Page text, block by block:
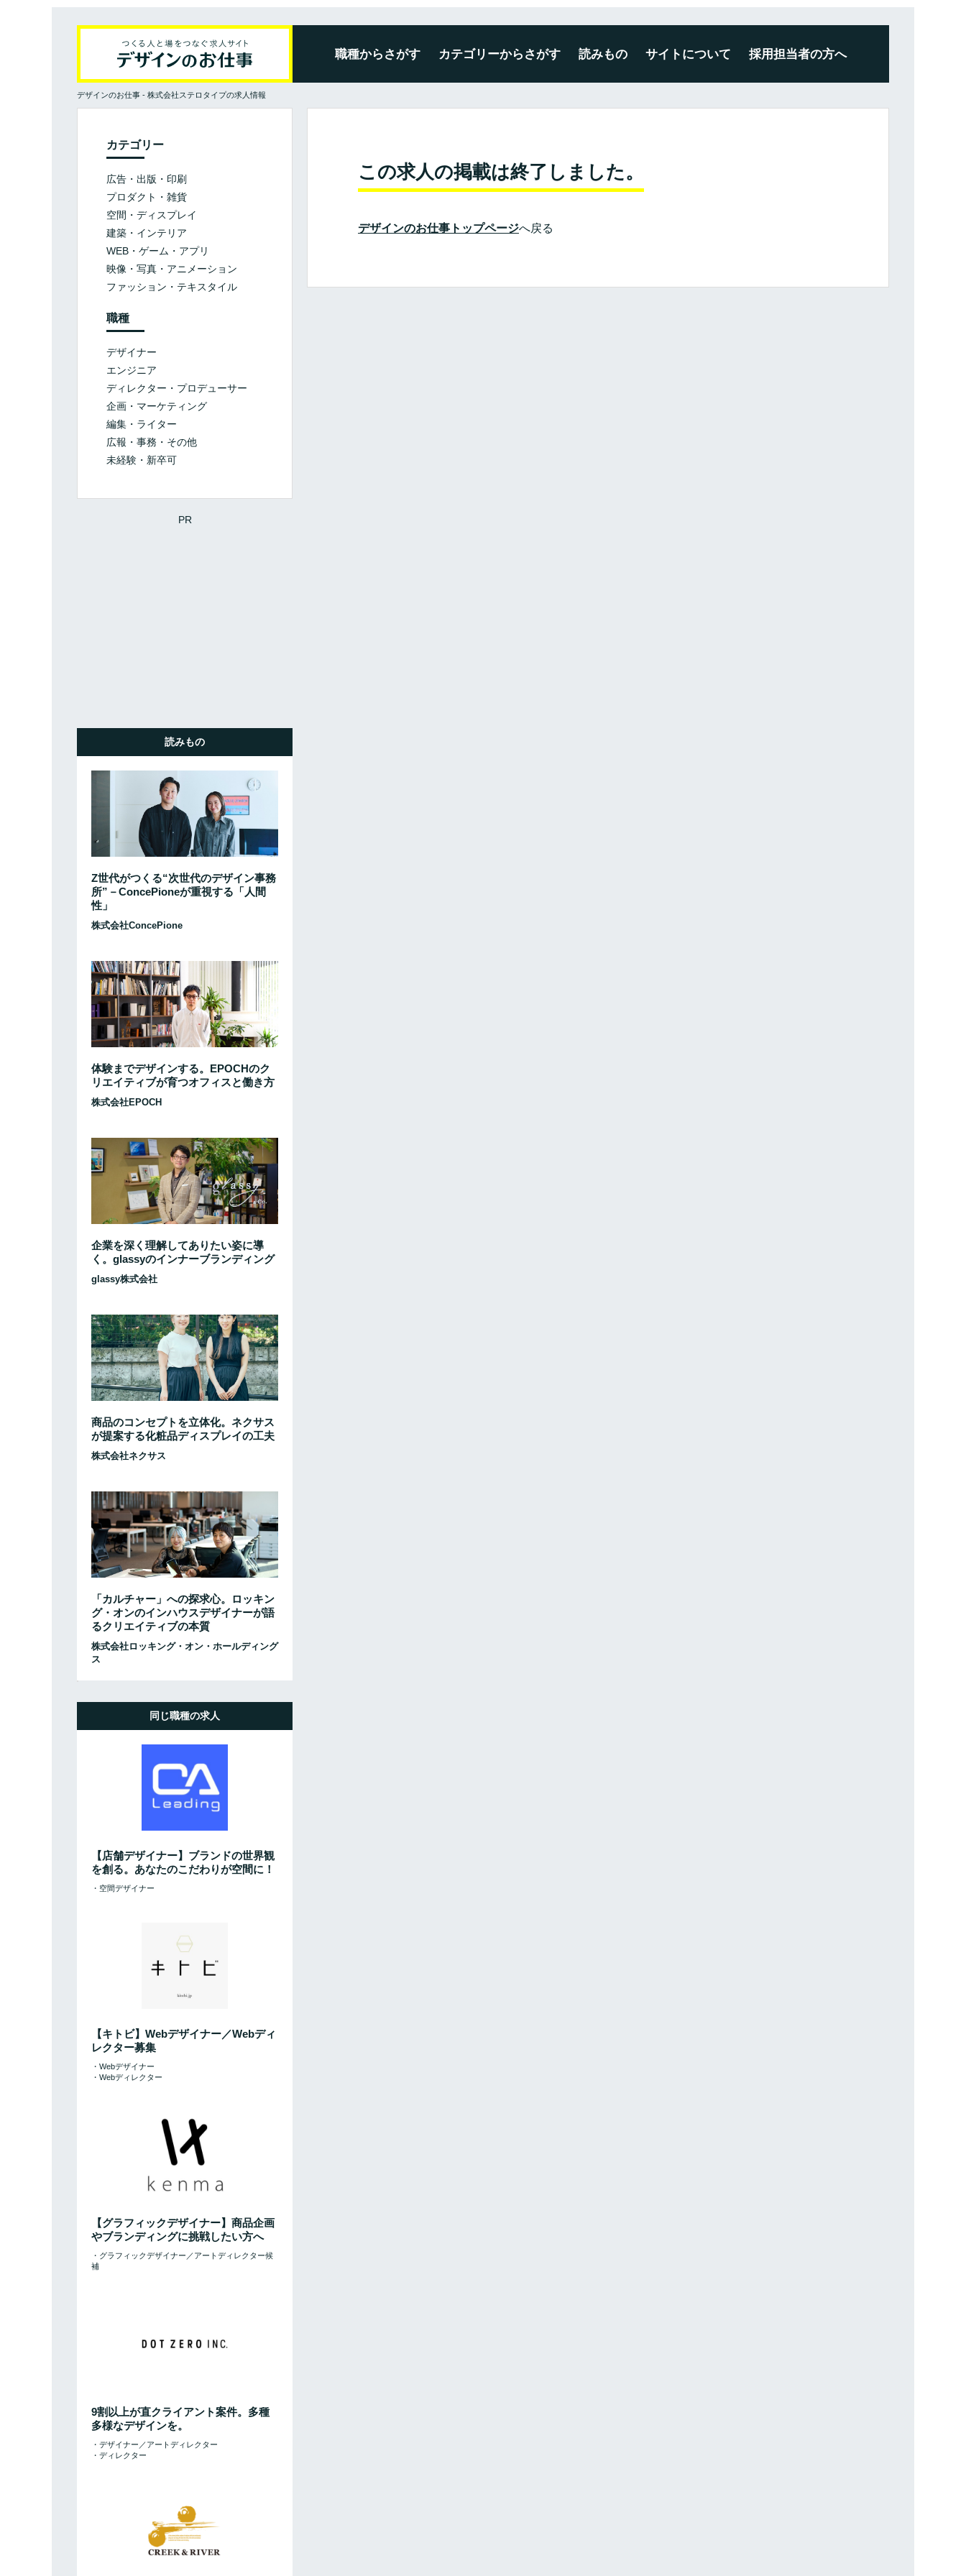
職種からさがす カテゴリーからさがす 読みもの サイトについて 採用担当者の方へ
デザインのお仕事 - 株式会社ステロタイプの求人情報
この求人の掲載は終了しました。
デザインのお仕事トップページへ戻る
カテゴリー
広告・出版・印刷
プロダクト・雑貨
空間・ディスプレイ
建築・インテリア
WEB・ゲーム・アプリ
映像・写真・アニメーション
ファッション・テキスタイル
職種
デザイナー
エンジニア
ディレクター・プロデューサー
企画・マーケティング
編集・ライター
広報・事務・その他
未経験・新卒可
PR
読みもの
Z世代がつくる“次世代のデザイン事務
所”－ConcePioneが重視する「人間
性」
株式会社ConcePione
体験までデザインする。EPOCHのク
リエイティブが育つオフィスと働き方
株式会社EPOCH
企業を深く理解してありたい姿に導
く。glassyのインナーブランディング
glassy株式会社
商品のコンセプトを立体化。ネクサス
が提案する化粧品ディスプレイの工夫
株式会社ネクサス
「カルチャー」への探求心。ロッキン
グ・オンのインハウスデザイナーが語
るクリエイティブの本質
株式会社ロッキング・オン・ホールディング
ス
同じ職種の求人
【店舗デザイナー】ブランドの世界観
を創る。あなたのこだわりが空間に！
・空間デザイナー
【キトビ】Webデザイナー／Webディ
レクター募集
・Webデザイナー
・Webディレクター
【グラフィックデザイナー】商品企画
やブランディングに挑戦したい方へ
・グラフィックデザイナー／アートディレクター候
補
9割以上が直クライアント案件。多種
多様なデザインを。
・デザイナー／アートディレクター
・ディレクター